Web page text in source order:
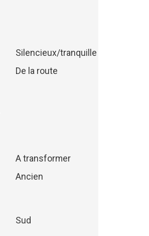
Silencieux/tranquille
De la route
A transformer
Ancien
Sud